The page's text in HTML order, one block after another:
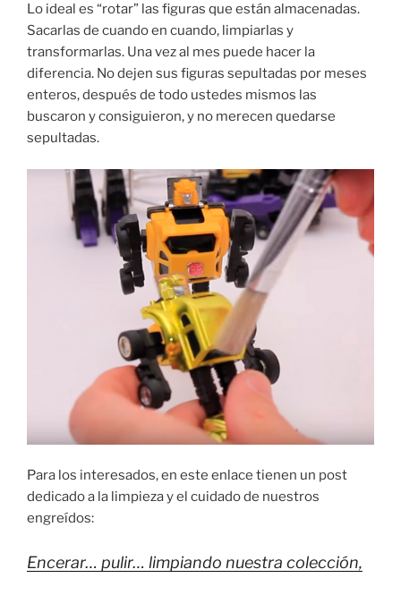
Lo ideal es “rotar” las figuras que están almacenadas.
Sacarlas de cuando en cuando, limpiarlas y
transformarlas. Una vez al mes puede hacer la
diferencia. No dejen sus figuras sepultadas por meses
enteros, después de todo ustedes mismos las
buscaron y consiguieron, y no merecen quedarse
sepultadas.
Para los interesados, en este enlace tienen un post
dedicado a la limpieza y el cuidado de nuestros
engreídos:
Encerar… pulir… limpiando nuestra colección,